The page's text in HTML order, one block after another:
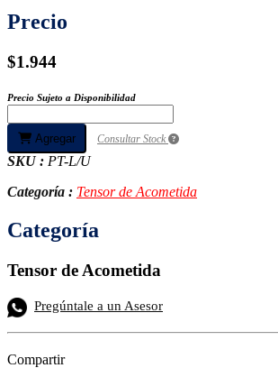
Precio
$1.944
Precio Sujeto a Disponibilidad
Agregar Consultar Stock
SKU : PT-L/U
Categoría : Tensor de Acometida
Categoría
Tensor de Acometida
Pregúntale a un Asesor
Compartir